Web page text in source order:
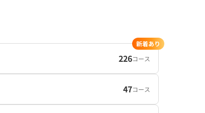
226コース
新着あり
47コース